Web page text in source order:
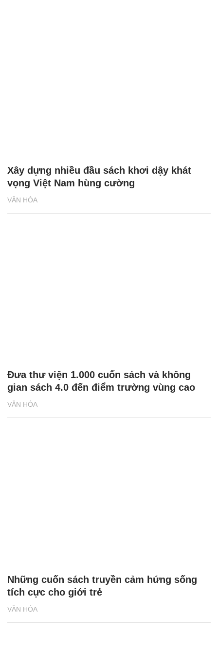
VĂN HÓA
Xây dựng nhiều đầu sách khơi dậy khát
vọng Việt Nam hùng cường
VĂN HÓA
Đưa thư viện 1.000 cuốn sách và không
gian sách 4.0 đến điểm trường vùng cao
VĂN HÓA
Những cuốn sách truyền cảm hứng sống
tích cực cho giới trẻ